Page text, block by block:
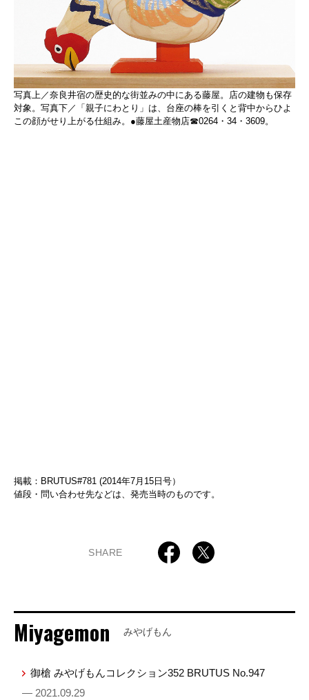
写真上／奈良井宿の歴史的な街並みの中にある藤屋。店の建物も保存
対象。写真下／「親子にわとり」は、台座の棒を引くと背中からひよ
この顔がせり上がる仕組み。●藤屋土産物店☎0264・34・3609。
掲載：BRUTUS#781 (2014年7月15日号）
値段・問い合わせ先などは、発売当時のものです。
SHARE
Miyagemon みやげもん
御槍 みやげもんコレクション352 BRUTUS No.947
— 2021.09.29